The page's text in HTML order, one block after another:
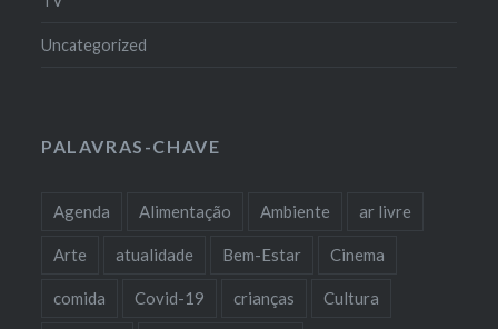
Uncategorized
PALAVRAS-CHAVE
Agenda Alimentação Ambiente ar livre
Arte atualidade Bem-Estar Cinema
comida Covid-19 crianças Cultura